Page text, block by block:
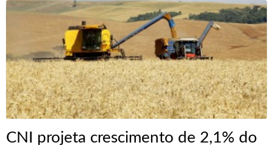
CNI projeta crescimento de 2,1% do